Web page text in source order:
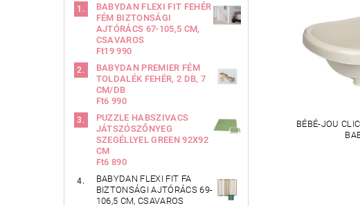
BABYDAN FLEXI FIT FEHÉR
FÉM BIZTONSÁGI
AJTÓRÁCS 67-105,5 CM,
CSAVAROS
Ft19 990
BABYDAN PREMIER FÉM
TOLDALÉK FEHÉR, 2 DB, 7
CM/DB
Ft6 990
PUZZLE HABSZIVACS
JÁTSZÓSZŐNYEG
SZEGÉLLYEL GREEN 92X92
CM
Ft6 890
BABYDAN FLEXI FIT FA
BIZTONSÁGI AJTÓRÁCS 69-
106,5 CM, CSAVAROS
BÉBÉ-JOU